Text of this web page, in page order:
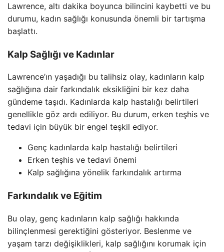
Lawrence, altı dakika boyunca bilincini kaybetti ve bu
durumu, kadın sağlığı konusunda önemli bir tartışma
başlattı.
Kalp Sağlığı ve Kadınlar
Lawrence’ın yaşadığı bu talihsiz olay, kadınların kalp
sağlığına dair farkındalık eksikliğini bir kez daha
gündeme taşıdı. Kadınlarda kalp hastalığı belirtileri
genellikle göz ardı ediliyor. Bu durum, erken teşhis ve
tedavi için büyük bir engel teşkil ediyor.
Genç kadınlarda kalp hastalığı belirtileri
Erken teşhis ve tedavi önemi
Kalp sağlığına yönelik farkındalık artırma
Farkındalık ve Eğitim
Bu olay, genç kadınların kalp sağlığı hakkında
bilinçlenmesi gerektiğini gösteriyor. Beslenme ve
yaşam tarzı değişiklikleri, kalp sağlığını korumak için